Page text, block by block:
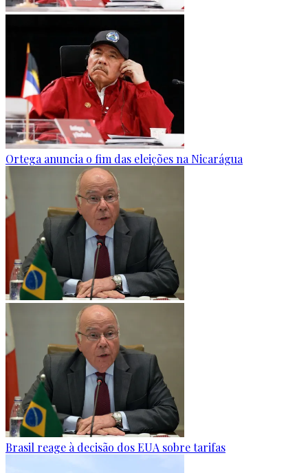
Ortega anuncia o fim das eleições na Nicarágua
Brasil reage à decisão dos EUA sobre tarifas